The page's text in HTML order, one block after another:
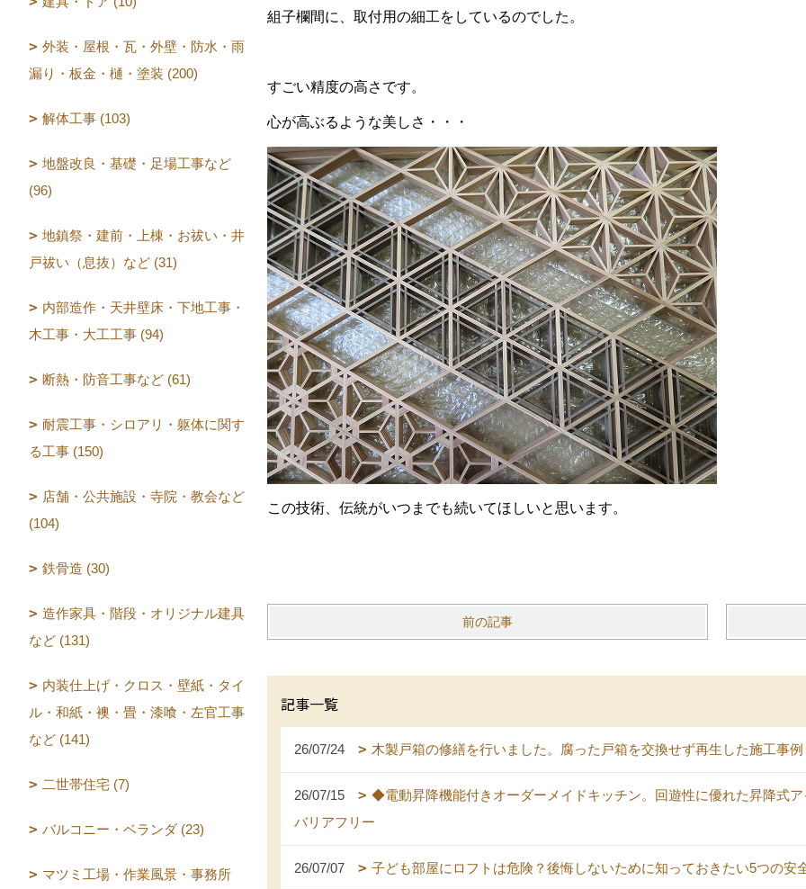
組子欄間に、取付用の細工をしているのでした。
すごい精度の高さです。
心が高ぶるような美しさ・・・
この技術、伝統がいつまでも続いてほしいと思います。
前の記事
記事一覧
26/07/24 木製戸箱の修繕を行いました。腐った戸箱を交換せず再生した施工事
26/07/15
◆電動昇降機能付きオーダーメイドキッチン。回遊性に優れた昇降式
バリアフリー
26/07/07 子ども部屋にロフトは危険？後悔しないために知っておきたい5つの安
外装・屋根・瓦・外壁・防水・雨
漏り・板金・樋・塗装 (200)
解体工事 (103)
地盤改良・基礎・足場工事など
(96)
地鎮祭・建前・上棟・お祓い・井
戸祓い（息抜）など (31)
内部造作・天井壁床・下地工事・
木工事・大工工事 (94)
断熱・防音工事など (61)
耐震工事・シロアリ・躯体に関す
る工事 (150)
店舗・公共施設・寺院・教会など
(104)
鉄骨造 (30)
造作家具・階段・オリジナル建具
など (131)
内装仕上げ・クロス・壁紙・タイ
ル・和紙・襖・畳・漆喰・左官工事
など (141)
二世帯住宅 (7)
バルコニー・ベランダ (23)
マツミ工場・作業風景・事務所